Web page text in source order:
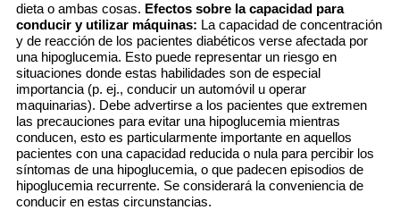
dieta o ambas cosas. Efectos sobre la capacidad para
conducir y utilizar máquinas: La capacidad de concentración
y de reacción de los pacientes diabéticos verse afectada por
una hipoglucemia. Esto puede representar un riesgo en
situaciones donde estas habilidades son de especial
importancia (p. ej., conducir un automóvil u operar
maquinarias). Debe advertirse a los pacientes que extremen
las precauciones para evitar una hipoglucemia mientras
conducen, esto es particularmente importante en aquellos
pacientes con una capacidad reducida o nula para percibir los
síntomas de una hipoglucemia, o que padecen episodios de
hipoglucemia recurrente. Se considerará la conveniencia de
conducir en estas circunstancias.